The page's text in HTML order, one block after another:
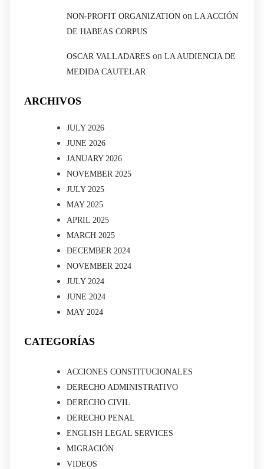
NON-PROFIT ORGANIZATION on LA ACCIÓN
DE HABEAS CORPUS
OSCAR VALLADARES on LA AUDIENCIA DE
MEDIDA CAUTELAR
ARCHIVOS
JULY 2026
JUNE 2026
JANUARY 2026
NOVEMBER 2025
JULY 2025
MAY 2025
APRIL 2025
MARCH 2025
DECEMBER 2024
NOVEMBER 2024
JULY 2024
JUNE 2024
MAY 2024
CATEGORÍAS
ACCIONES CONSTITUCIONALES
DERECHO ADMINISTRATIVO
DERECHO CIVIL
DERECHO PENAL
ENGLISH LEGAL SERVICES
MIGRACIÓN
VIDEOS